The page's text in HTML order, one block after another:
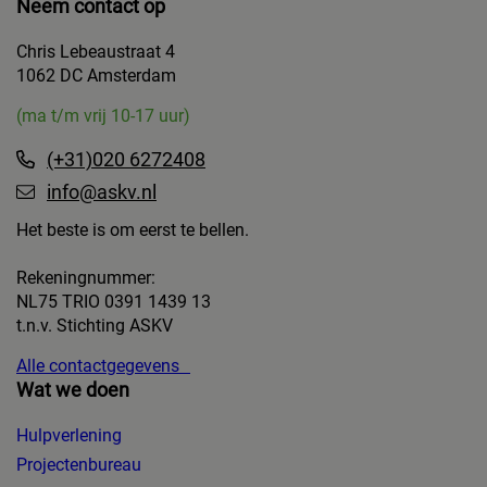
Neem contact op
Chris Lebeaustraat 4
1062 DC Amsterdam
(ma t/m vrij 10-17 uur)
(+31)020 6272408
info@askv.nl
Het beste is om eerst te bellen.
Rekeningnummer:
NL75 TRIO 0391 1439 13
t.n.v. Stichting ASKV
Alle contactgegevens
Wat we doen
Hulpverlening
Projectenbureau